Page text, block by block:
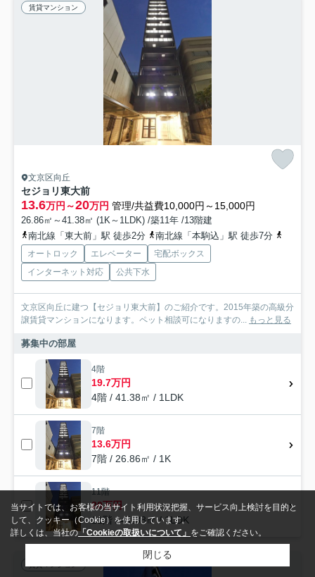
賃貸マンション
文京区向丘
セジョリ東大前
13.6万円～20万円 管理/共益費10,000円～15,000円
26.86㎡～41.38㎡ (1K～1LDK) /築11年 /13階建
南北線「東大前」駅 徒歩2分
南北線「本駒込」駅 徒歩7分
オートロック エレベーター
宅配ボックス
インターネット対応
公共下水
文京区向丘に建つ【セジョリ東大前】のご紹介です。2015年築の高級分
譲賃貸マンションになります。ペット相談可になりますの...
もっと見る
募集中の部屋
4階
19.7万円
4階 / 41.38㎡ / 1LDK
7階
13.6万円
7階 / 26.86㎡ / 1K
11階
20万円
11階 / 41.38㎡ / 1LDK
当サイトでは、お客様の当サイト利用状況把握、サービス向上検討を目的と
して、クッキー（Cookie）を使用しています。
詳しくは、当社の「Cookieの取扱いについて」 をご確認ください。
閉じる